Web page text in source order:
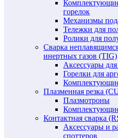
горелок
Механизмы
Тележки для
Ролики для
Сварка
инертных газов (TIG)
Аксессуары
Горелки для
Плазменная резка
Плазмотроны
Контактная сварка
Аксессуары и
споттеров